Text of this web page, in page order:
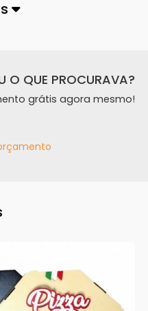
O QUE PROCURAVA?
grátis agora mesmo!